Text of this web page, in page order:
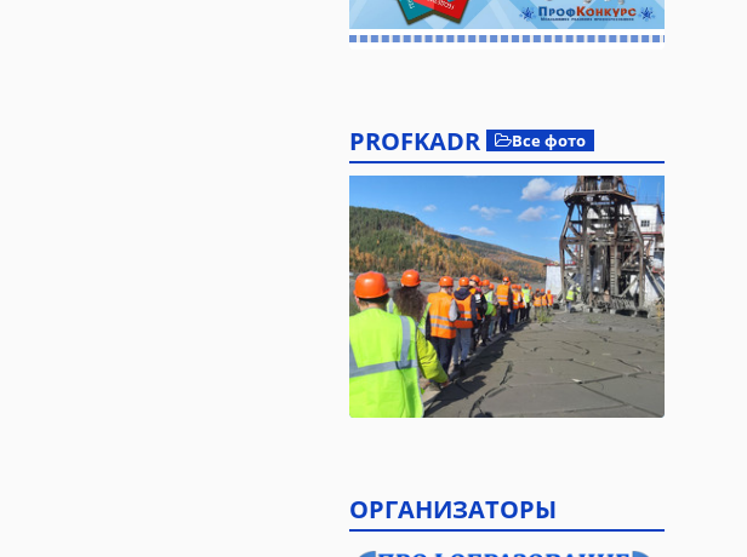
PROFKADR Все фото
ОРГАНИЗАТОРЫ